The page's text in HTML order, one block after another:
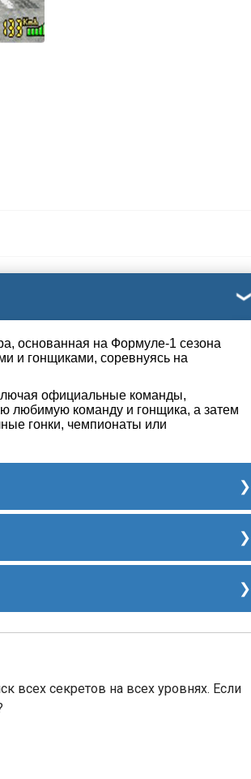
основанная на Формуле-1 сезона
и гонщиками, соревнуясь на
официальные команды,
любимую команду и гонщика, а затем
гонки, чемпионаты или
1, доступных для портативной
графику, геймплей и
1. F1 2002 стала популярной
всех секретов на всех уровнях. Если